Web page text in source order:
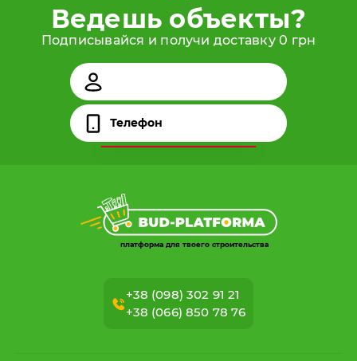
Ведешь объекты?
Подписывайся и получи доставку 0 грн
платформа для твоего строительства
+38 (098) 302 91 21
+38 (066) 850 78 76